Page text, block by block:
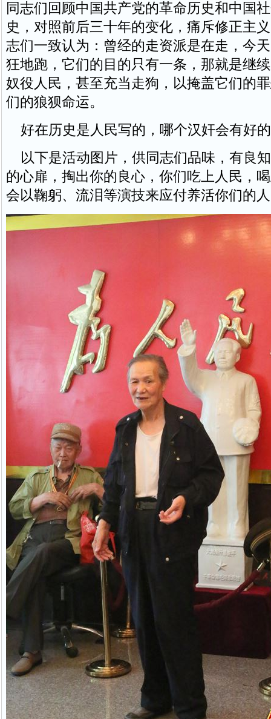
同志们回顾中国共产党的革命历史和中国
史，对照前后三十年的变化，痛斥修正主
志们一致认为：曾经的走资派是在走，今
狂地跑，它们的目的只有一条，那就是继
奴役人民，甚至充当走狗，以掩盖它们的
们的狼狈命运。
好在历史是人民写的，哪个汉奸会有好
以下是活动图片，供同志们品味，有良
的心扉，掏出你的良心，你们吃上人民，
会以鞠躬、流泪等演技来应付养活你们的